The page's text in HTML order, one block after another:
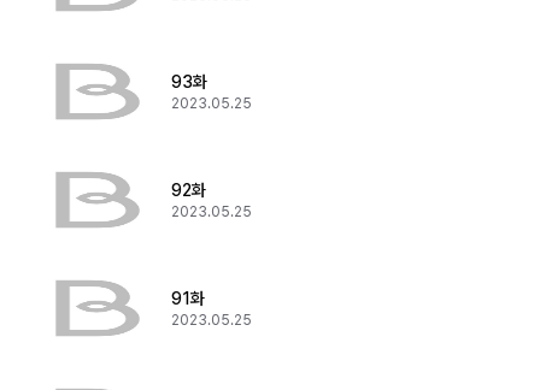
93화
2023.05.25
92화
2023.05.25
91화
2023.05.25